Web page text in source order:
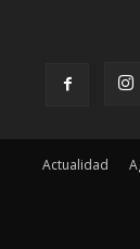
Actualidad